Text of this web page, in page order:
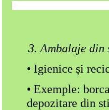
3. Ambalaje din
• Igienice și
• Exemple:
depozitare din